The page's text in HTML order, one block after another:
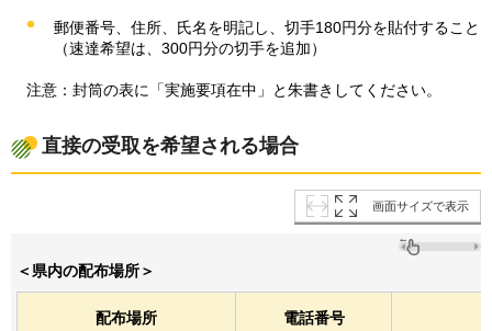
郵便番号、住所、氏名を明記し、切手180円分を貼付すること
（速達希望は、300円分の切手を追加）
注意：封筒の表に「実施要項在中」と朱書きしてください。
直接の受取を希望される場合
画面サイズで表示
＜県内の配布場所＞
配布場所 電話番号